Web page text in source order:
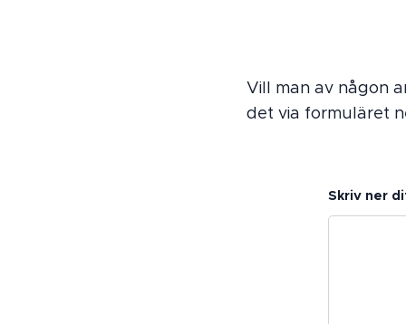
Vill man av någon
det via formuläret
Skriv ner